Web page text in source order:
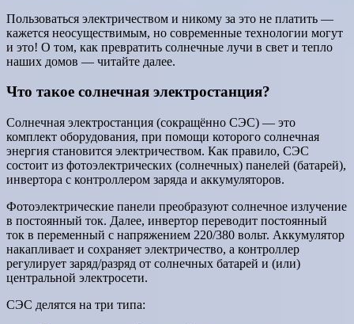
Пользоваться электричеством и никому за это не платить —
кажется неосуществимым, но современные технологии могут
и это! О том, как превратить солнечные лучи в свет и тепло
наших домов — читайте далее.
Что такое солнечная электростанция?
Солнечная электростанция (сокращённо СЭС) — это
комплект оборудования, при помощи которого солнечная
энергия становится электричеством. Как правило, СЭС
состоит из фотоэлектрических (солнечных) панелей (батарей),
инвертора с контроллером заряда и аккумуляторов.
Фотоэлектрические панели преобразуют солнечное излучение
в постоянный ток. Далее, инвертор переводит постоянный
ток в переменный с напряжением 220/380 вольт. Аккумулятор
накапливает и сохраняет электричество, а контроллер
регулирует заряд/разряд от солнечных батарей и (или)
центральной электросети.
СЭС делятся на три типа: